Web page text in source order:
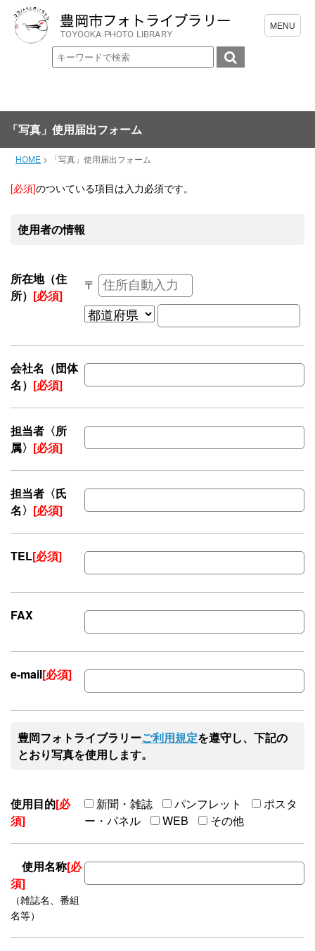
「写真」使用届出フォーム
HOME > 「写真」使用届出フォーム
[必須]のついている項目は入力必須です。
使用者の情報
所在地（住
所） [必須]
〒
会社名（団体
名） [必須]
担当者〈所
属〉 [必須]
担当者〈氏
名〉 [必須]
TEL[必須]
FAX
e-mail[必須]
豊岡フォトライブラリーご利用規定を遵守し、下記の
とおり写真を使用します。
使用目的[必
須]
新聞・雑誌 パンフレット
ポスタ
ー・パネル
WEB その他
使用名称[必
須]
（雑誌名、番組
名等）